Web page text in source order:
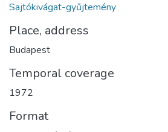
Sajtókivágat-gyűjtemény
Place, address
Budapest
Temporal coverage
1972
Format